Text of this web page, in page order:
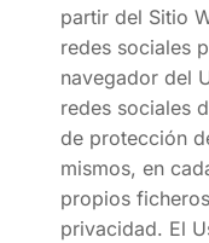
partir del Sitio
redes sociales
navegador del
redes sociales
de protección
mismos, en
propios
privacidad. El